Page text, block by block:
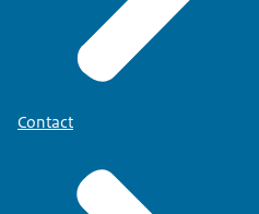
Contact